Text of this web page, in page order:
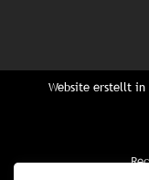
Website erstellt in